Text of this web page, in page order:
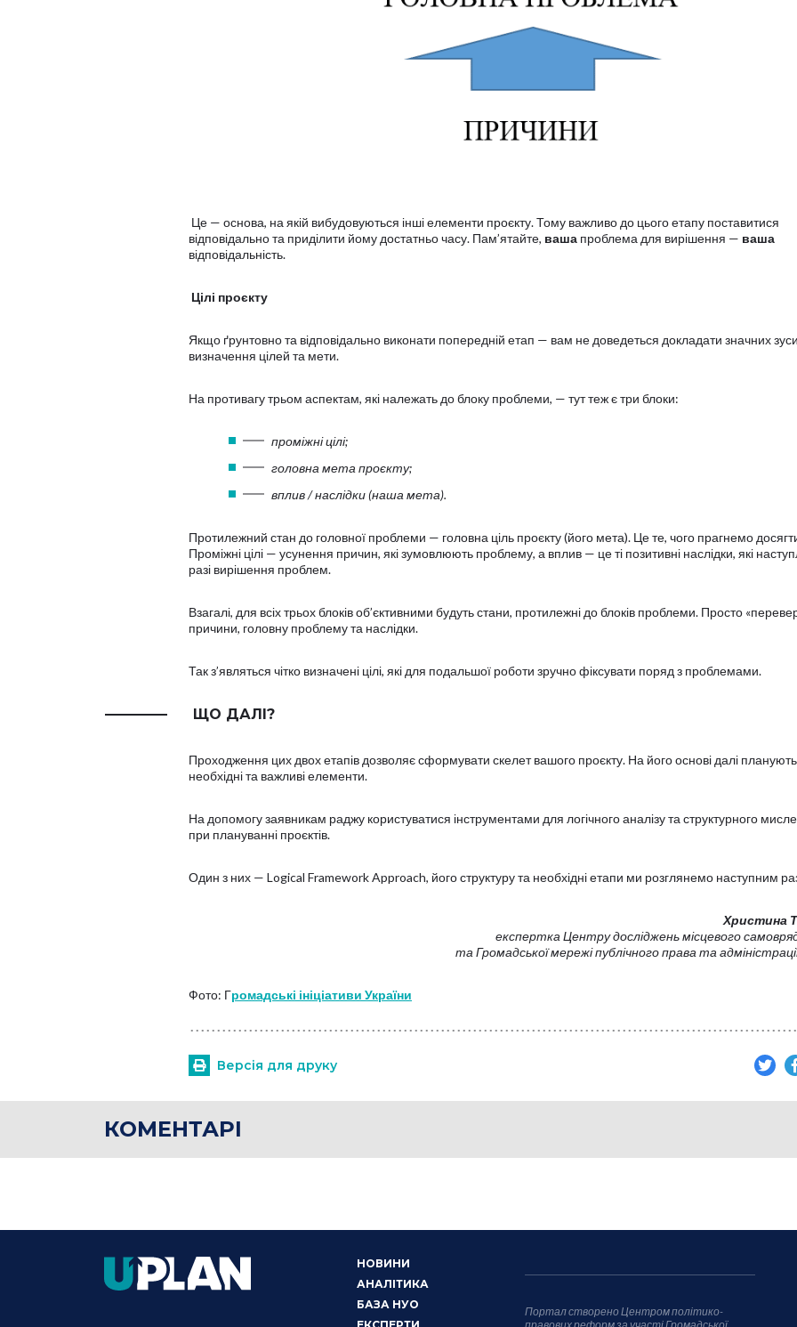
Це — основа, на якій вибудовуються інші елементи проєкту. Тому важливо до цього етапу поставитися
відповідально та приділити йому достатньо часу. Пам’ятайте, ваша проблема для вирішення — ваша
відповідальність.
Цілі проєкту
Якщо ґрунтовно та відповідально виконати попередній етап — вам не доведеться докладати значних
визначення цілей та мети.
На противагу трьом аспектам, які належать до блоку проблеми, — тут теж є три блоки:
проміжні цілі;
головна мета проєкту;
вплив / наслідки (наша мета).
Протилежний стан до головної проблеми — головна ціль проєкту (його мета). Це те, чого прагнемо
Проміжні цілі — усунення причин, які зумовлюють проблему, а вплив — це ті позитивні наслідки, які
разі вирішення проблем.
Взагалі, для всіх трьох блоків об’єктивними будуть стани, протилежні до блоків проблеми. Просто
причини, головну проблему та наслідки.
Так з’являться чітко визначені цілі, які для подальшої роботи зручно фіксувати поряд з проблемами.
ЩО ДАЛІ?
Проходження цих двох етапів дозволяє сформувати скелет вашого проєкту. На його основі далі
необхідні та важливі елементи.
На допомогу заявникам раджу користуватися інструментами для логічного аналізу та структурного
при плануванні проєктів.
Один з них — Logical Framework Approach, його структуру та необхідні етапи ми розглянемо наступним
Христина
експертка Центру досліджень місцевого
та Громадської мережі публічного права та
Фото: Громадські ініціативи України
Версія для друку
КОМЕНТАРІ
НОВИНИ
АНАЛІТИКА
БАЗА НУО
Портал створено Центром політико-